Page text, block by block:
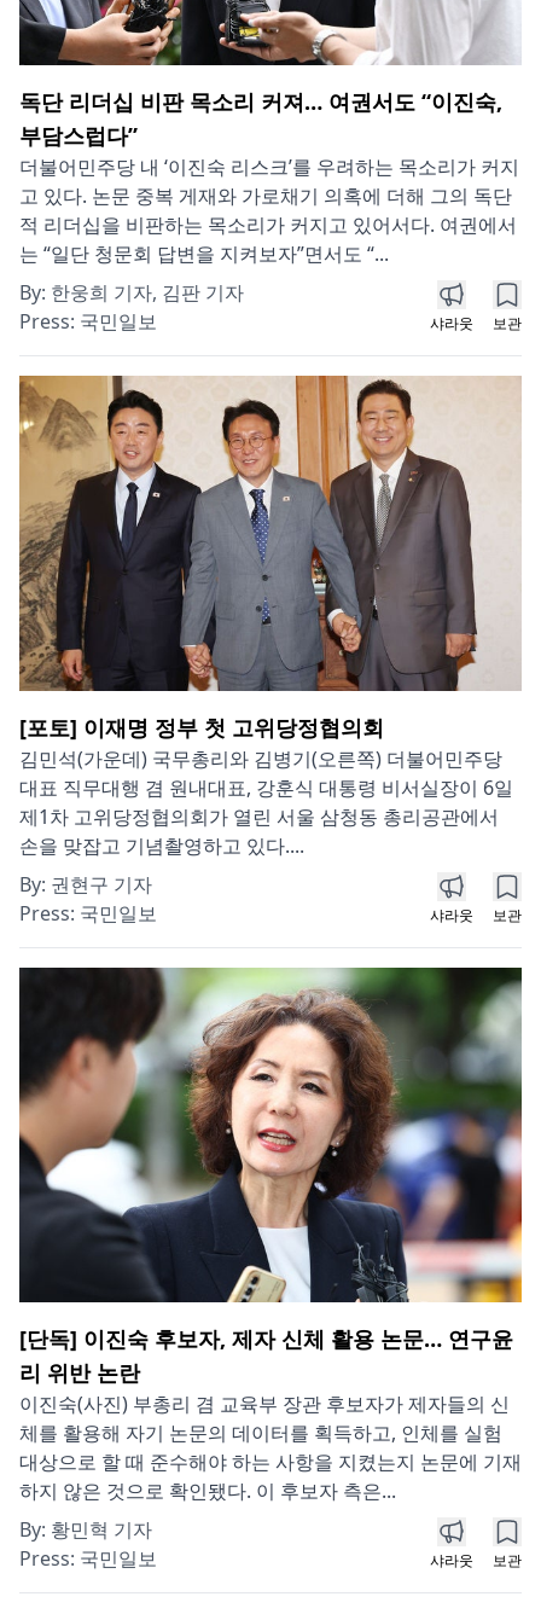
독단 리더십 비판 목소리 커져… 여권서도 “이진숙,
부담스럽다”
더불어민주당 내 ‘이진숙 리스크’를 우려하는 목소리가 커지
고 있다. 논문 중복 게재와 가로채기 의혹에 더해 그의 독단
적 리더십을 비판하는 목소리가 커지고 있어서다. 여권에서
는 “일단 청문회 답변을 지켜보자”면서도 “...
By: 한웅희 기자, 김판 기자
Press: 국민일보 샤라웃 보관
[포토] 이재명 정부 첫 고위당정협의회
김민석(가운데) 국무총리와 김병기(오른쪽) 더불어민주당
대표 직무대행 겸 원내대표, 강훈식 대통령 비서실장이 6일
제1차 고위당정협의회가 열린 서울 삼청동 총리공관에서
손을 맞잡고 기념촬영하고 있다....
By: 권현구 기자
Press: 국민일보 샤라웃 보관
[단독] 이진숙 후보자, 제자 신체 활용 논문… 연구윤
리 위반 논란
이진숙(사진) 부총리 겸 교육부 장관 후보자가 제자들의 신
체를 활용해 자기 논문의 데이터를 획득하고, 인체를 실험
대상으로 할 때 준수해야 하는 사항을 지켰는지 논문에 기재
하지 않은 것으로 확인됐다. 이 후보자 측은...
By: 황민혁 기자
Press: 국민일보 샤라웃 보관